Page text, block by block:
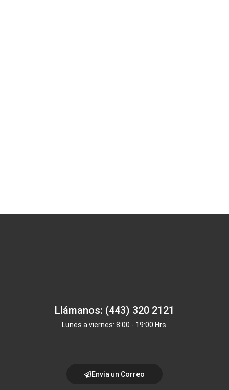
Llámanos: (443) 320 2121
Lunes a viernes: 8:00 - 19:00 Hrs.
Envia un Correo